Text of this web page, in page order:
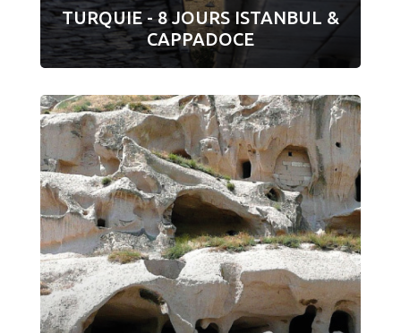
TURQUIE - 8 JOURS ISTANBUL &
CAPPADOCE